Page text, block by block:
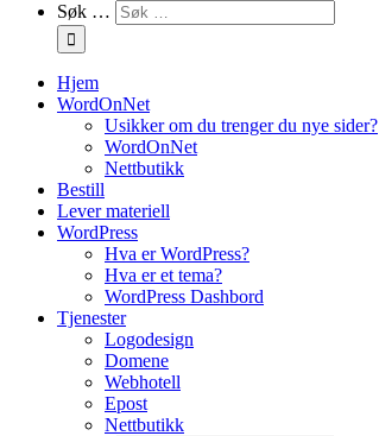
Søk …
Hjem
WordOnNet
Usikker om du trenger du nye sider?
WordOnNet
Nettbutikk
Bestill
Lever materiell
WordPress
Hva er WordPress?
Hva er et tema?
WordPress Dashbord
Tjenester
Logodesign
Domene
Webhotell
Epost
Nettbutikk